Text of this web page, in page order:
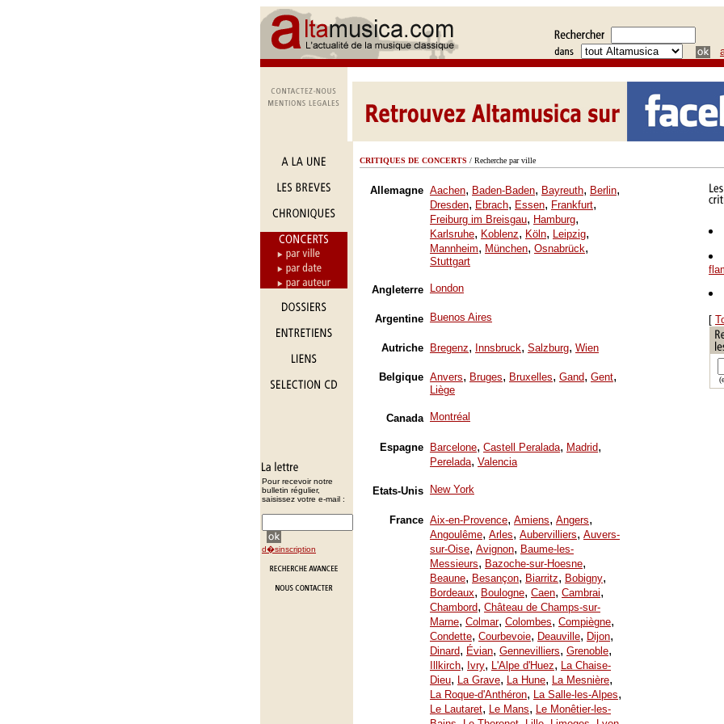
Pour recevoir notre
bulletin régulier,
saisissez votre e-mail :
d�sinscription
CRITIQUES DE CONCERTS / Recherche par ville
Allemagne Aachen, Baden-Baden, Bayreuth, Berlin,
Dresden, Ebrach, Essen, Frankfurt,
Freiburg im Breisgau, Hamburg,
Karlsruhe, Koblenz, Köln, Leipzig,
Mannheim, München, Osnabrück,
Stuttgart
Angleterre London
Argentine Buenos Aires
Autriche Bregenz, Innsbruck, Salzburg, Wien
Belgique Anvers, Bruges, Bruxelles, Gand, Gent,
Liège
Canada Montréal
Espagne Barcelone, Castell Peralada, Madrid,
Perelada, Valencia
Etats-Unis New York
France Aix-en-Provence, Amiens, Angers,
Angoulême, Arles, Aubervilliers, Auvers-
sur-Oise, Avignon, Baume-les-
Messieurs, Bazoche-sur-Hoesne,
Beaune, Besançon, Biarritz, Bobigny,
Bordeaux, Boulogne, Caen, Cambrai,
Chambord, Château de Champs-sur-
Marne, Colmar, Colombes, Compiègne,
Condette, Courbevoie, Deauville, Dijon,
Dinard, Évian, Gennevilliers, Grenoble,
Illkirch, Ivry, L'Alpe d'Huez, La Chaise-
Dieu, La Grave, La Hune, La Mesnière,
La Roque-d'Anthéron, La Salle-les-Alpes,
Le Lautaret, Le Mans, Le Monêtier-les-
[